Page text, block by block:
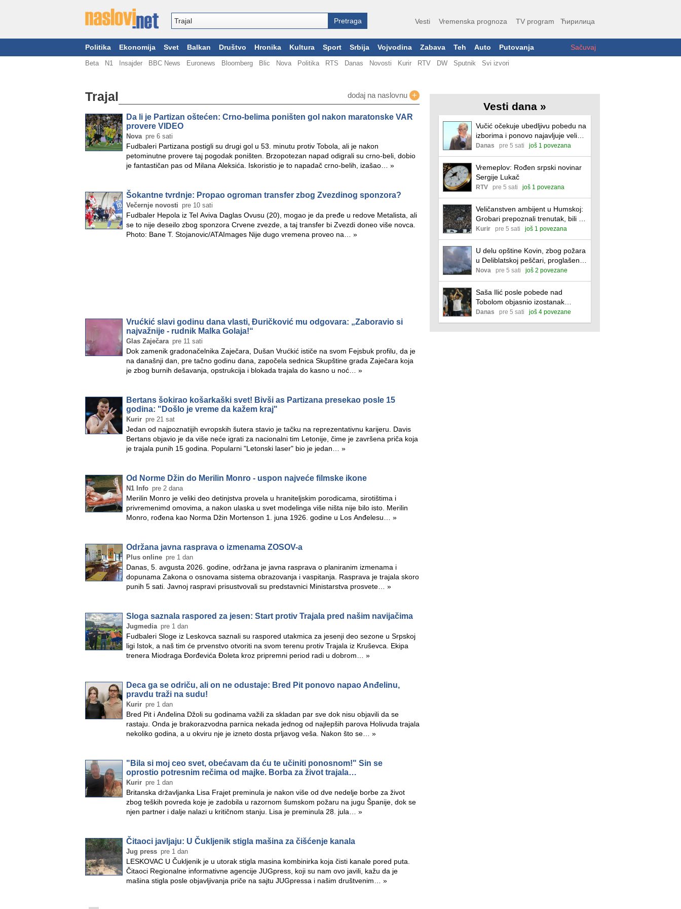
Vesti Vremenska prognoza TV program Ћирилица
Politika Ekonomija Svet Balkan Društvo Hronika Kultura Sport Srbija Vojvodina Zabava Teh Auto Putovanja Sačuvaj
Beta N1 Insajder BBC News Euronews Bloomberg Blic Nova Politika RTS Danas Novosti Kurir RTV DW Sputnik Svi izvori
Trajal dodaj na naslovnu +
Da li je Partizan oštećen: Crno-belima poništen gol nakon maratonske VAR
provere VIDEO
Nova pre 6 sati
Fudbaleri Partizana postigli su drugi gol u 53. minutu protiv Tobola, ali je nakon
petominutne provere taj pogodak poništen. Brzopotezan napad odigrali su crno-beli, dobio
je fantastičan pas od Milana Aleksića. Iskoristio je to napadač crno-belih, izašao… »
Šokantne tvrdnje: Propao ogroman transfer zbog Zvezdinog sponzora?
Večernje novosti pre 10 sati
Fudbaler Hepola iz Tel Aviva Daglas Ovusu (20), mogao je da pređe u redove Metalista, ali
se to nije deseilo zbog sponzora Crvene zvezde, a taj transfer bi Zvezdi doneo više novca.
Photo: Bane T. Stojanovic/ATAImages Nije dugo vremena proveo na… »
Vrućkić slavi godinu dana vlasti, Đuričković mu odgovara: „Zaboravio si
najvažnije - rudnik Malka Golaja!“
Glas Zaječara pre 11 sati
​Dok zamenik gradonačelnika Zaječara, Dušan Vrućkić ističe na svom Fejsbuk profilu, da je
na današnji dan, pre tačno godinu dana, započela sednica Skupštine grada Zaječara koja
je zbog burnih dešavanja, opstrukcija i blokada trajala do kasno u noć… »
Bertans šokirao košarkaški svet! Bivši as Partizana presekao posle 15
godina: "Došlo je vreme da kažem kraj"
Kurir pre 21 sat
Jedan od najpoznatijih evropskih šutera stavio je tačku na reprezentativnu karijeru. Davis
Bertans objavio je da više neće igrati za nacionalni tim Letonije, čime je završena priča koja
je trajala punih 15 godina. Popularni "Letonski laser" bio je jedan… »
Od Norme Džin do Merilin Monro - uspon najveće filmske ikone
N1 Info pre 2 dana
Merilin Monro je veliki deo detinjstva provela u hraniteljskim porodicama, sirotištima i
privremenimd omovima, a nakon ulaska u svet modelinga više ništa nije bilo isto. Merilin
Monro, rođena kao Norma Džin Mortenson 1. juna 1926. godine u Los Anđelesu… »
Održana javna rasprava o izmenama ZOSOV-a
Plus online pre 1 dan
Danas, 5. avgusta 2026. godine, održana je javna rasprava o planiranim izmenama i
dopunama Zakona o osnovama sistema obrazovanja i vaspitanja. Rasprava je trajala skoro
punih 5 sati. Javnoj raspravi prisustvovali su predstavnici Ministarstva prosvete… »
Sloga saznala raspored za jesen: Start protiv Trajala pred našim navijačima
Jugmedia pre 1 dan
Fudbaleri Sloge iz Leskovca saznali su raspored utakmica za jesenji deo sezone u Srpskoj
ligi Istok, a naš tim će prvenstvo otvoriti na svom terenu protiv Trajala iz Kruševca. Ekipa
trenera Miodraga Đorđevića Đoleta kroz pripremni period radi u dobrom… »
Deca ga se odriču, ali on ne odustaje: Bred Pit ponovo napao Anđelinu,
pravdu traži na sudu!
Kurir pre 1 dan
Bred Pit i Anđelina Džoli su godinama važili za skladan par sve dok nisu objavili da se
rastaju. Onda je brakorazvodna parnica nekada jednog od najlepših parova Holivuda trajala
nekoliko godina, a u okviru nje je izneto dosta prljavog veša. Nakon što se… »
"Bila si moj ceo svet, obećavam da ću te učiniti ponosnom!" Sin se
oprostio potresnim rečima od majke. Borba za život trajala…
Kurir pre 1 dan
Britanska državljanka Lisa Frajet preminula je nakon više od dve nedelje borbe za život
zbog teških povreda koje je zadobila u razornom šumskom požaru na jugu Španije, dok se
njen partner i dalje nalazi u kritičnom stanju. Lisa je preminula 28. jula… »
Čitaoci javljaju: U Čukljenik stigla mašina za čišćenje kanala
Jug press pre 1 dan
LESKOVAC U Čukljenik je u utorak stigla masina kombinirka koja čisti kanale pored puta.
Čitaoci Regionalne informativne agencije JUGpress, koji su nam ovo javili, kažu da je
mašina stigla posle objavljivanja priče na sajtu JUGpressa i našim društvenim… »
Vesti dana »
Vučić očekuje ubedljivu pobedu na
izborima i ponovo najavljuje veliki
skup u Novom Sadu
Danas pre 5 sati još 1 povezana
Vremeplov: Rođen srpski novinar
Sergije Lukač
RTV pre 5 sati još 1 povezana
Veličanstven ambijent u Humskoj:
Grobari prepoznali trenutak, bili su
pravi u pravo vreme
Kurir pre 5 sati još 1 povezana
U delu opštine Kovin, zbog požara
u Deliblatskoj peščari, proglašena
vanredna situacija
Nova pre 5 sati još 2 povezane
Saša Ilić posle pobede nad
Tobolom objasnio izostanak
Ugrešića
Danas pre 5 sati još 4 povezane